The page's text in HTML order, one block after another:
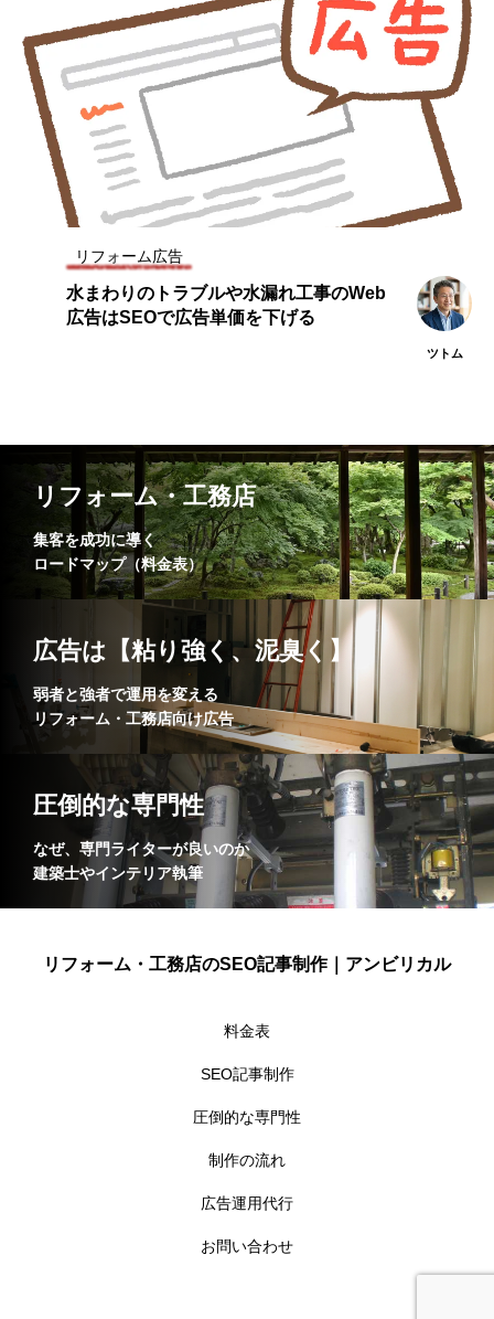
リフォーム広告
水まわりのトラブルや水漏れ工事のWeb
広告はSEOで広告単価を下げる
ツトム
リフォーム・工務店
集客を成功に導く
ロードマップ（料金表）
広告は【粘り強く、泥臭く】
弱者と強者で運用を変える
リフォーム・工務店向け広告
圧倒的な専門性
なぜ、専門ライターが良いのか
建築士やインテリア執筆
リフォーム・工務店のSEO記事制作｜アンビリカル
料金表
SEO記事制作
圧倒的な専門性
制作の流れ
広告運用代行
お問い合わせ